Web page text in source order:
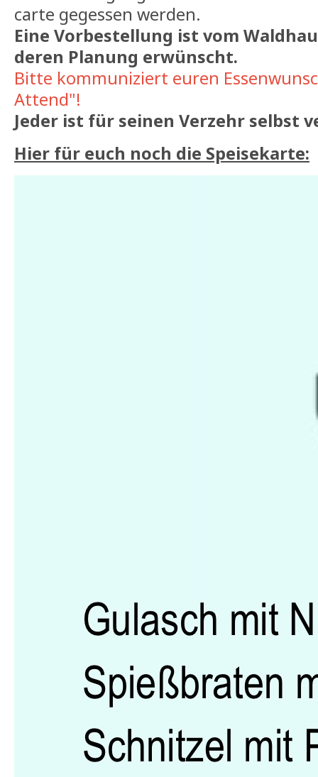
carte gegessen werden.
Eine Vorbestellung ist vom
deren Planung erwünscht.
Bitte kommuniziert euren
Attend"!
Jeder ist für seinen Verzehr selbst
Hier für euch noch die Speisekarte: